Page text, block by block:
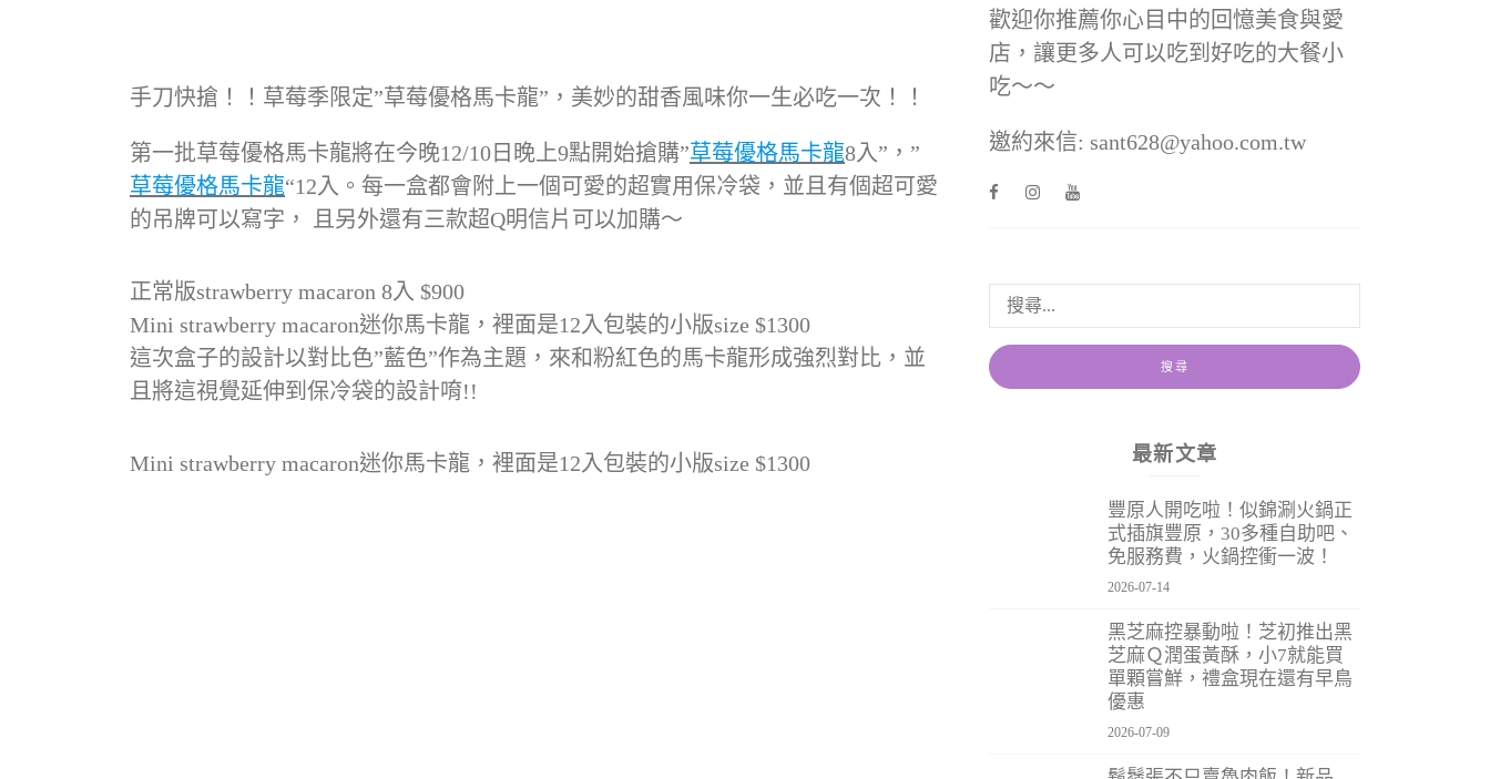
手刀快搶！！草莓季限定”草莓優格馬卡龍”，美妙的甜香風味你一生必吃一次！！
第一批草莓優格馬卡龍將在今晚12/10日晚上9點開始搶購”草莓優格馬卡龍8入”，”
草莓優格馬卡龍“12入。每一盒都會附上一個可愛的超實用保冷袋，並且有個超可愛
的吊牌可以寫字， 且另外還有三款超Q明信片可以加購～
正常版strawberry macaron 8入 $900
Mini strawberry macaron迷你馬卡龍，裡面是12入包裝的小版size $1300
這次盒子的設計以對比色”藍色”作為主題，來和粉紅色的馬卡龍形成強烈對比，並
且將這視覺延伸到保冷袋的設計唷!!
Mini strawberry macaron迷你馬卡龍，裡面是12入包裝的小版size $1300
歡迎你推薦你心目中的回憶美食與愛
店，讓更多人可以吃到好吃的大餐小
吃～～
邀約來信: sant628@yahoo.com.tw
最新文章
豐原人開吃啦！似錦涮火鍋正
式插旗豐原，30多種自助吧、
免服務費，火鍋控衝一波！
2026-07-14
黑芝麻控暴動啦！芝初推出黑
芝麻Ｑ潤蛋黃酥，小7就能買
單顆嘗鮮，禮盒現在還有早鳥
優惠
2026-07-09